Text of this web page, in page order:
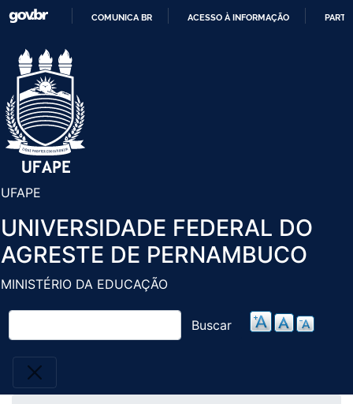
Pular
COMUNICA BR ACESSO À INFORMAÇÃO
UFAPE
UNIVERSIDADE FEDERAL DO
AGRESTE DE PERNAMBUCO
MINISTÉRIO DA EDUCAÇÃO
Buscar